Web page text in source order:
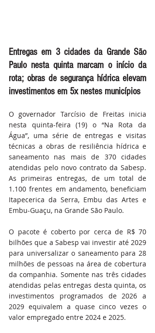
Entregas em 3 cidades da Grande São
Paulo nesta quinta marcam o início da
rota; obras de segurança hídrica elevam
investimentos em 5x nestes municípios
O governador Tarcísio de Freitas inicia
nesta quinta-feira (19) o “Na Rota da
Água”, uma série de entregas e visitas
técnicas a obras de resiliência hídrica e
saneamento nas mais de 370 cidades
atendidas pelo novo contrato da Sabesp.
As primeiras entregas, de um total de
1.100 frentes em andamento, beneficiam
Itapecerica da Serra, Embu das Artes e
Embu-Guaçu, na Grande São Paulo.
O pacote é coberto por cerca de R$ 70
bilhões que a Sabesp vai investir até 2029
para universalizar o saneamento para 28
milhões de pessoas na área de cobertura
da companhia. Somente nas três cidades
atendidas pelas entregas desta quinta, os
investimentos programados de 2026 a
2029 equivalem a quase cinco vezes o
valor empregado entre 2024 e 2025.